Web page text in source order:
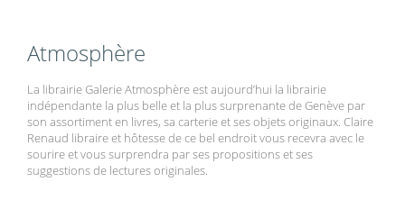
Atmosphère
La librairie Galerie Atmosphère est aujourd’hui la librairie
indépendante la plus belle et la plus surprenante de Genève par
son assortiment en livres, sa carterie et ses objets originaux. Claire
Renaud libraire et hôtesse de ce bel endroit vous recevra avec le
sourire et vous surprendra par ses propositions et ses
suggestions de lectures originales.